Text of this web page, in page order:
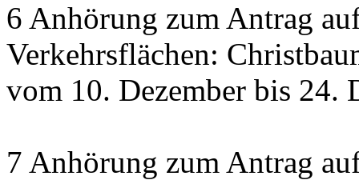
6 Anhörung zum Antrag
Verkehrsflächen:
vom 10. Dezember bis 24.
7 Anhörung zum Antrag